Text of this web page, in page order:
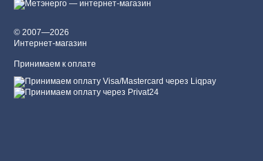
© 2007—2026
Интернет-магазин
Принимаем к оплате